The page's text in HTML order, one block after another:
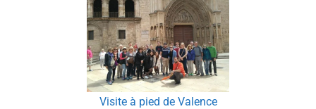
Visite à pied de Valence